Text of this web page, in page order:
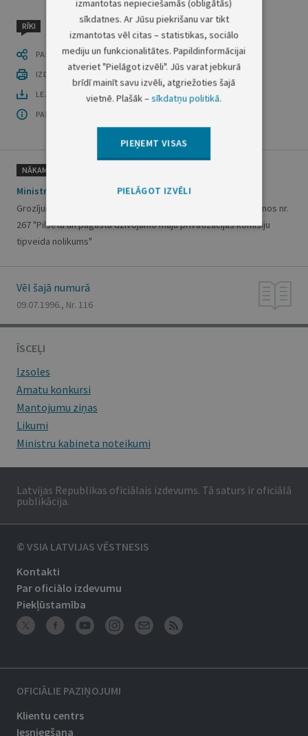
RĪKI
PASTĀSTI CITIEM
IZDRUKĀT PUBLIKĀCIJU
LEJUPLĀDĒT LAIDIENU (PDF)
PAR OFICIĀLO IZDEVUMU
NĀKAMAIS
Ministru kabineta noteikumi nr.243
Grozījumi Ministru kabineta 1995.gada 5.septembra noteikumos nr.
267 "Pilsētu un pagastu dzīvojamo māju privatizācijas komisiju
tipveida nolikums"
Vēl šajā numurā
09.07.1996., Nr. 116
ĪSCEĻI
Izsoles
Amatu konkursi
Mantojumu ziņas
Likumi
Ministru kabineta noteikumi
Latvijas Republikas oficiālais izdevums. Tā saturs ir oficiālā
publikācija.
© VSIA LATVIJAS VĒSTNESIS
Kontakti
Par oficiālo izdevumu
Piekļūstamība
OFICIĀLIE PAZIŅOJUMI
Klientu centrs
Iesniegšana
izmantotas nepieciešamās (obligātās)
sīkdatnes. Ar Jūsu piekrišanu var tikt
izmantotas vēl citas – statistikas, sociālo
mediju un funkcionalitātes. Papildinformācijai
atveriet "Pielāgot izvēli". Jūs varat jebkurā
brīdī mainīt savu izvēli, atgriežoties šajā
vietnē. Plašāk –sīkdatņu politikā.
PIEŅEMT VISAS
PIELĀGOT IZVĒLI